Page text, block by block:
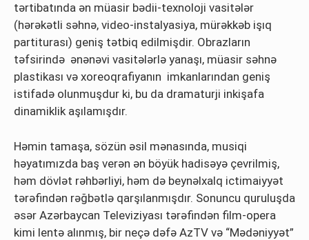
tərtibatında ən müasir bədii-texnoloji vasitələr
(hərəkətli səhnə, video-instalyasiya, mürəkkəb işıq
partiturası) geniş tətbiq edilmişdir. Obrazların
təfsirində ənənəvi vasitələrlə yanaşı, müasir səhnə
plastikası və xoreoqrafiyanın imkanlarından geniş
istifadə olunmuşdur ki, bu da dramaturji inkişafa
dinamiklik aşılamışdır.
Həmin tamaşa, sözün əsil mənasında, musiqi
həyatımızda baş verən ən böyük hadisəyə çevrilmiş,
həm dövlət rəhbərliyi, həm də beynəlxalq ictimaiyyət
tərəfindən rəğbətlə qarşılanmışdır. Sonuncu quruluşda
əsər Azərbaycan Televiziyası tərəfindən film-opera
kimi lentə alınmış, bir neçə dəfə AzTV və “Mədəniyyət”